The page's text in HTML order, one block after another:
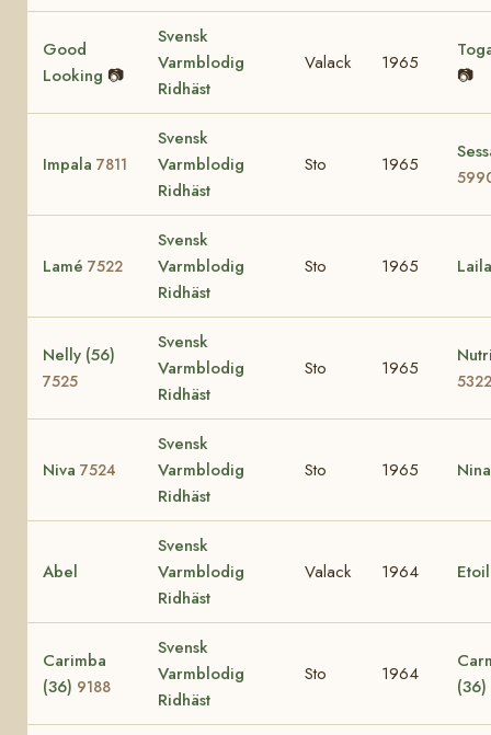
Good
Looking 📷
Svensk
Varmblodig
Ridhäst
Valack 1965
📷
Impala 7811
Svensk
Varmblodig
Ridhäst
Sto 1965
Lamé 7522
Svensk
Varmblodig
Ridhäst
Sto 1965
Nelly (56)
7525
Svensk
Varmblodig
Ridhäst
Sto 1965
5322
Niva 7524
Svensk
Varmblodig
Ridhäst
Sto 1965
Abel
Svensk
Varmblodig
Ridhäst
Valack 1964
Carimba
(36) 9188
Svensk
Varmblodig
Ridhäst
Sto 1964
(36)